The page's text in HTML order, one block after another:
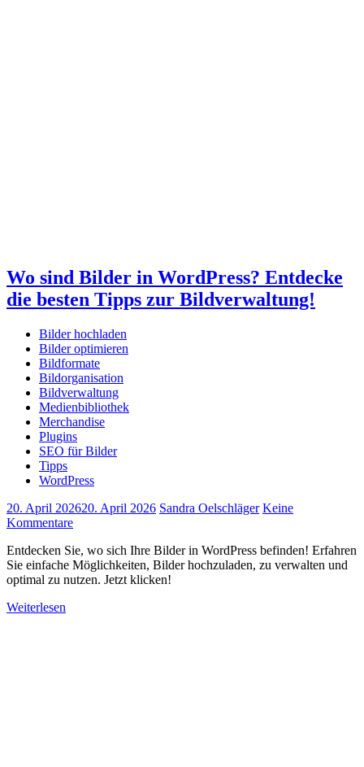
Wo sind Bilder in WordPress? Entdecke
die besten Tipps zur Bildverwaltung!
Bilder hochladen
Bilder optimieren
Bildformate
Bildorganisation
Bildverwaltung
Medienbibliothek
Merchandise
Plugins
SEO für Bilder
Tipps
WordPress
20. April 202620. April 2026 Sandra Oelschläger Keine
Kommentare
Entdecken Sie, wo sich Ihre Bilder in WordPress befinden! Erfahren
Sie einfache Möglichkeiten, Bilder hochzuladen, zu verwalten und
optimal zu nutzen. Jetzt klicken!
Weiterlesen